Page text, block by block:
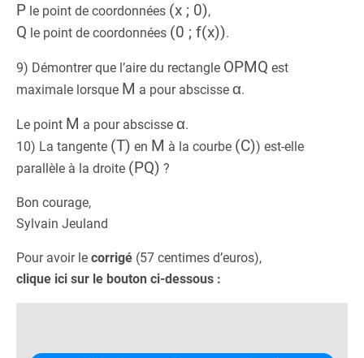
P le point de coordonnées (x ; 0),
Q le point de coordonnées (0 ; f(x)).
9) Démontrer que l’aire du rectangle OPMQ est
maximale lorsque M a pour abscisse α.
Le point M a pour abscisse α.
10) La tangente (T) en M à la courbe (C)) est-elle
parallèle à la droite (PQ) ?
Bon courage,
Sylvain Jeuland
Pour avoir le corrigé (57 centimes d’euros),
clique ici sur le bouton ci-dessous :